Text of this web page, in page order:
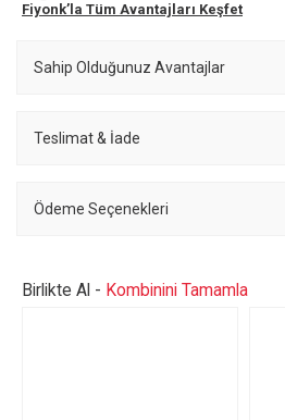
Fiyonk’la Tüm Avantajları Keşfet
Sahip Olduğunuz Avantajlar
Teslimat & İade
Ödeme Seçenekleri
Birlikte Al - Kombinini Tamamla